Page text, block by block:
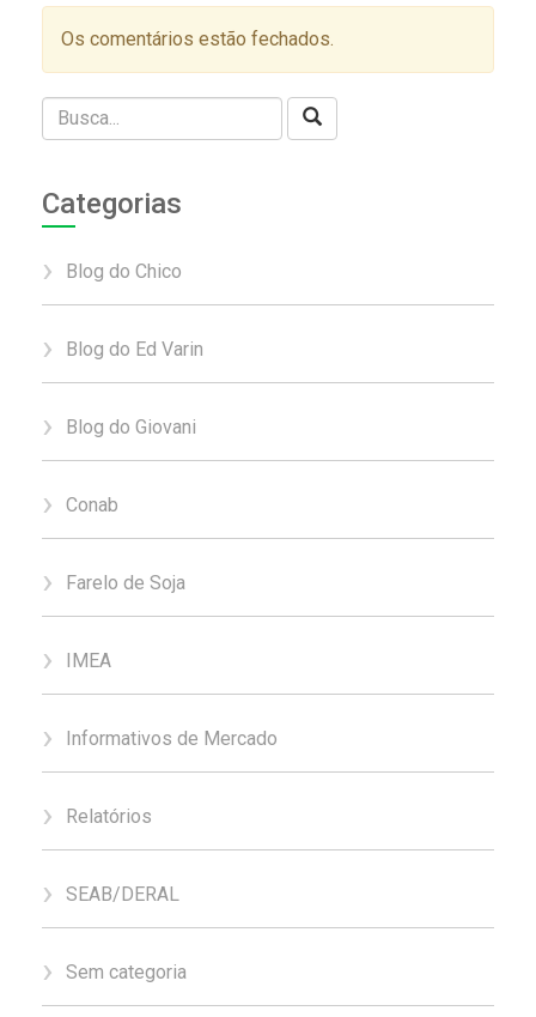
Os comentários estão fechados.
Categorias
Blog do Chico
Blog do Ed Varin
Blog do Giovani
Conab
Farelo de Soja
IMEA
Informativos de Mercado
Relatórios
SEAB/DERAL
Sem categoria